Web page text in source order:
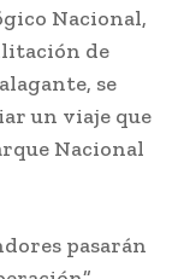
Nacional,
de
se
un viaje que
Nacional
pasarán